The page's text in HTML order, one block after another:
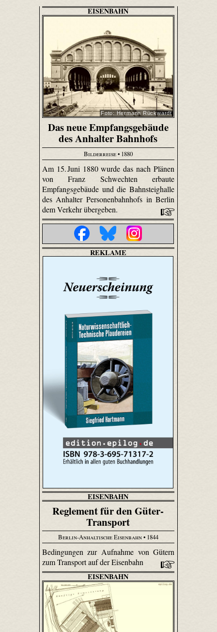
EISENBAHN
Foto: Hermann Rückwardt
Das neue Empfangsgebäude
des Anhalter Bahnhofs
Bilderreise• 1880
Am 15. Juni 1880 wurde das nach Plänen
von Franz Schwechten erbaute
Empfangsgebäude und die Bahnsteighalle
des Anhalter Personenbahnhofs in Berlin
dem Verkehr übergeben.
REKLAME
EISENBAHN
Reglement für den Güter-
Transport
Berlin-Anhaltische Eisenbahn• 1844
Bedingungen zur Aufnahme von Gütern
zum Transport auf der Eisenbahn
EISENBAHN